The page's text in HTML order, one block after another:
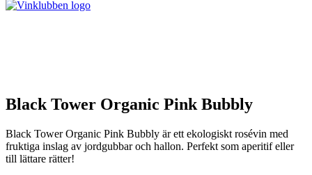
Black Tower Organic Pink Bubbly
Black Tower Organic Pink Bubbly är ett ekologiskt rosévin med
fruktiga inslag av jordgubbar och hallon. Perfekt som aperitif eller
till lättare rätter!